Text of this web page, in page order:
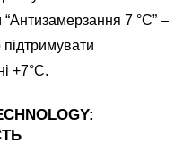
7 °С” –
+7°C.